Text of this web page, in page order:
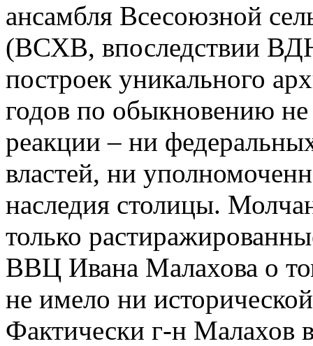
ансамбля Всесоюзной
(ВСХВ, впоследствии
построек уникального
годов по обыкновению
реакции – ни
властей, ни
наследия столицы.
только
ВВЦ Ивана Малахова о
не имело ни
Фактически г-н Малахов